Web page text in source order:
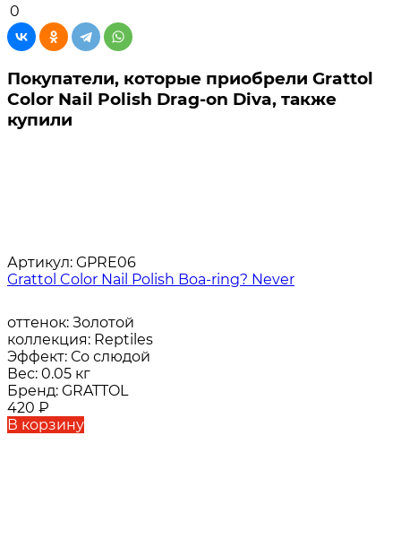
0
Покупатели, которые приобрели Grattol
Color Nail Polish Drag-on Diva, также
купили
Артикул: GPRE06
Grattol Color Nail Polish Boa-ring? Never
оттенок: Золотой
коллекция: Reptiles
Эффект: Со слюдой
Вес: 0.05 кг
Бренд: GRATTOL
420 ₽
В корзину